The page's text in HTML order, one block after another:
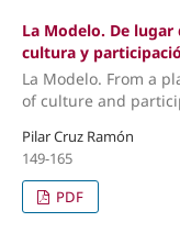
La Modelo. De
cultura y
La Modelo. From a
of culture and
Pilar Cruz Ramón
149-165
PDF